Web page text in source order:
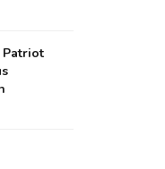
Patriot